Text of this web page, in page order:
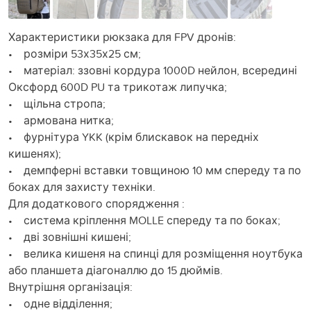
Характеристики рюкзака для FPV дронів:
• розміри 53х35х25 см;
• матеріал: ззовні кордура 1000D нейлон, всередині
Оксфорд 600D PU та трикотаж липучка;
• щільна стропа;
• армована нитка;
• фурнітура YKK (крім блискавок на передніх
кишенях);
• демпферні вставки товщиною 10 мм спереду та по
боках для захисту техніки.
Для додаткового спорядження :
• система кріплення MOLLE спереду та по боках;
• дві зовнішні кишені;
• велика кишеня на спинці для розміщення ноутбука
або планшета діагоналлю до 15 дюймів.
Внутрішня організація:
• одне відділення;